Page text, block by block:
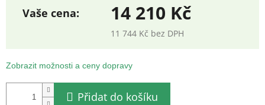
14 210 Kč
11 744 Kč bez DPH
cena:
Zobrazit možnosti a ceny dopravy
Přidat do košíku